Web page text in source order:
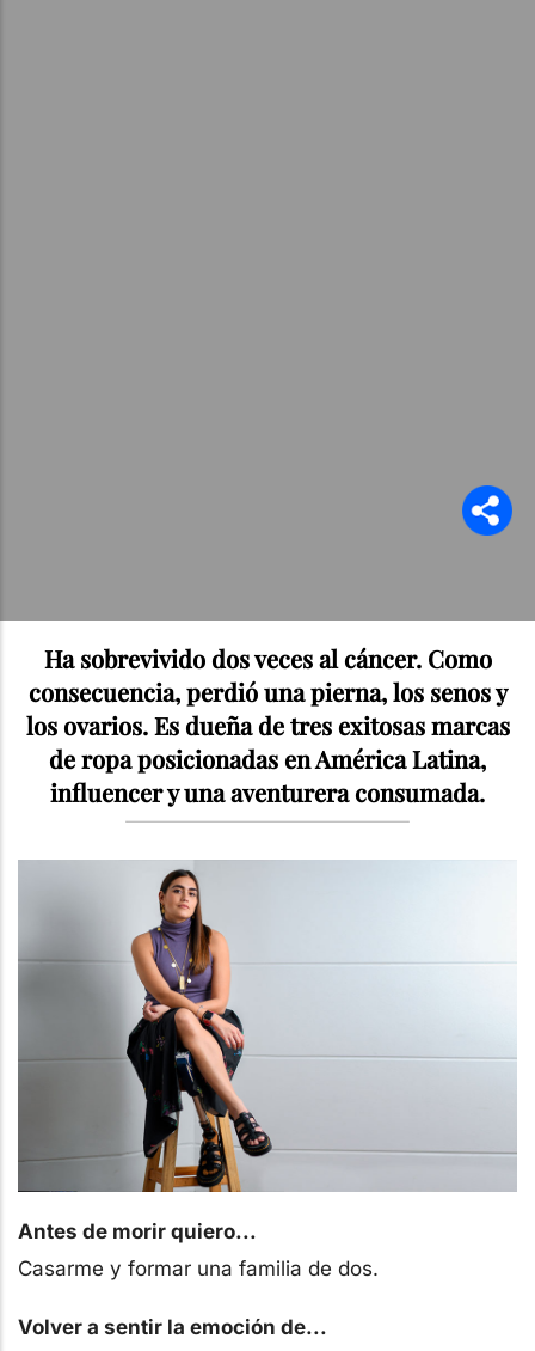
Ha sobrevivido dos veces al cáncer. Como
consecuencia, perdió una pierna, los senos y
los ovarios. Es dueña de tres exitosas marcas
de ropa posicionadas en América Latina,
influencer y una aventurera consumada.
Antes de morir quiero...
Casarme y formar una familia de dos.
Volver a sentir la emoción de...